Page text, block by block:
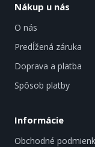
Nákup u nás
O nás
Predĺžená záruka
Doprava a platba
Spôsob platby
Informácie
Obchodné